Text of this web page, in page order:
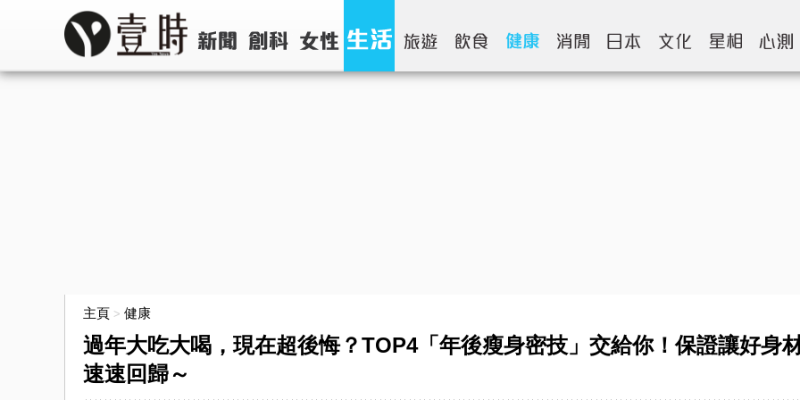
主頁 > 健康
過年大吃大喝，現在超後悔？TOP4「年後瘦身密技」交給你！保證讓好身
速速回歸～